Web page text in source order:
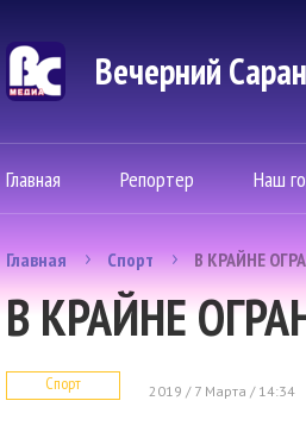
Вечерний
Главная Репортер Наш
Главная Спорт В КРАЙНЕ
В КРАЙНЕ
Спорт 2019 / 7 Марта / 14:34